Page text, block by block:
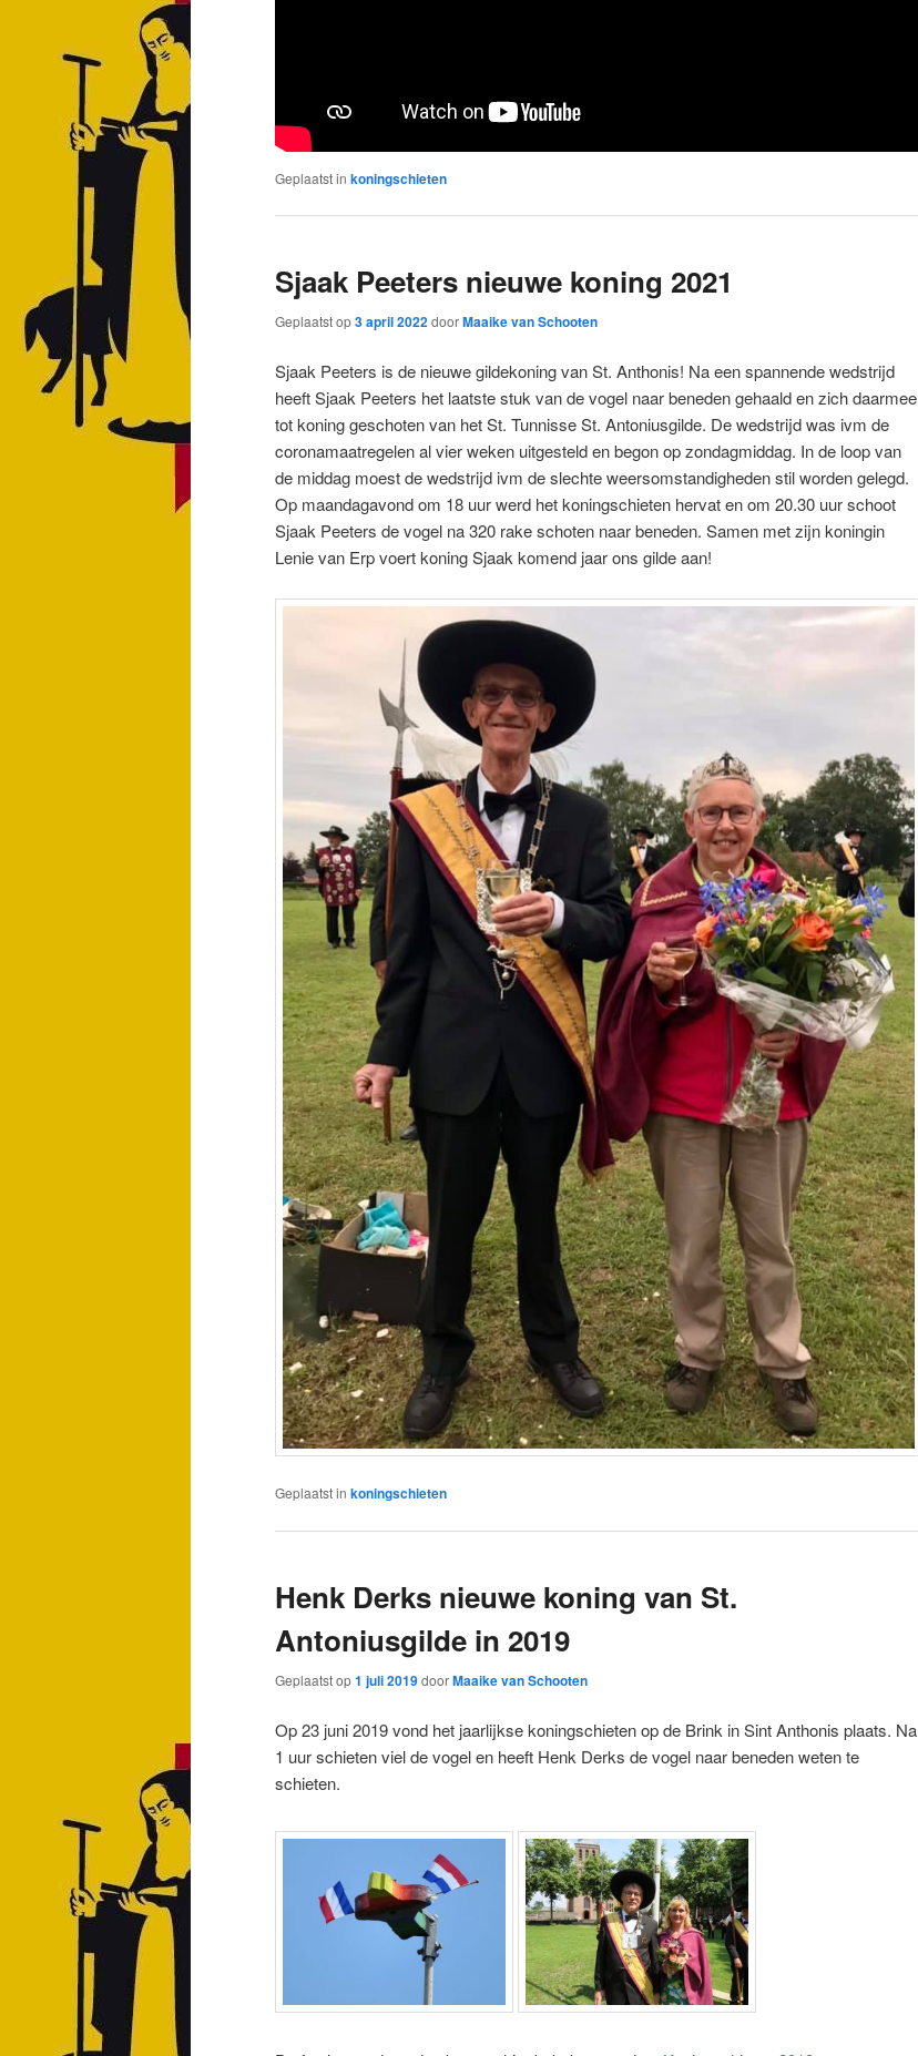
Geplaatst in koningschieten
Sjaak Peeters nieuwe koning 2021
Geplaatst op3 april 2022doorMaaike van Schooten
Sjaak Peeters is de nieuwe gildekoning van St. Anthonis! Na een spannende wedstrijd
heeft Sjaak Peeters het laatste stuk van de vogel naar beneden gehaald en zich daarmee
tot koning geschoten van het St. Tunnisse St. Antoniusgilde. De wedstrijd was ivm de
coronamaatregelen al vier weken uitgesteld en begon op zondagmiddag. In de loop van
de middag moest de wedstrijd ivm de slechte weersomstandigheden stil worden gelegd.
Op maandagavond om 18 uur werd het koningschieten hervat en om 20.30 uur schoot
Sjaak Peeters de vogel na 320 rake schoten naar beneden. Samen met zijn koningin
Lenie van Erp voert koning Sjaak komend jaar ons gilde aan!
Geplaatst in koningschieten
Henk Derks nieuwe koning van St.
Antoniusgilde in 2019
Geplaatst op1 juli 2019doorMaaike van Schooten
Op 23 juni 2019 vond het jaarlijkse koningschieten op de Brink in Sint Anthonis plaats. Na
1 uur schieten viel de vogel en heeft Henk Derks de vogel naar beneden weten te
schieten.